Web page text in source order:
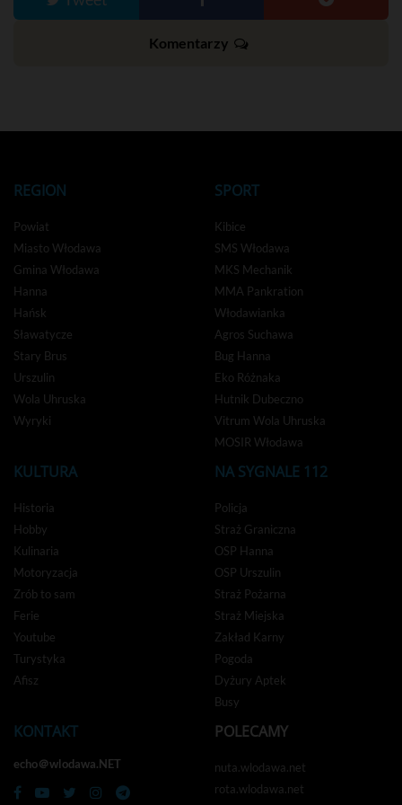
Komentarzy
REGION
Powiat
Miasto Włodawa
Gmina Włodawa
Hanna
Hańsk
Sławatycze
Stary Brus
Urszulin
Wola Uhruska
Wyryki
SPORT
Kibice
SMS Włodawa
MKS Mechanik
MMA Pankration
Włodawianka
Agros Suchawa
Bug Hanna
Eko Różnaka
Hutnik Dubeczno
Vitrum Wola Uhruska
MOSIR Włodawa
KULTURA
Historia
Hobby
Kulinaria
Motoryzacja
Zrób to sam
Ferie
Youtube
Turystyka
Afisz
NA SYGNALE 112
Policja
Straż Graniczna
OSP Hanna
OSP Urszulin
Straż Pożarna
Straż Miejska
Zakład Karny
Pogoda
Dyżury Aptek
Busy
KONTAKT
echo＠wlodawa.NET
POLECAMY
nuta.wlodawa.net
rota.wlodawa.net